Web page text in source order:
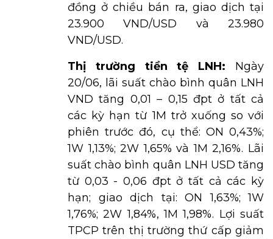
đồng ở chiều bán ra, giao dịch tại
23.900 VND/USD và 23.980
VND/USD.
Thị trường tiền tệ LNH: Ngày
20/06, lãi suất chào bình quân LNH
VND tăng 0,01 – 0,15 đpt ở tất cả
các kỳ hạn từ 1M trở xuống so với
phiên trước đó, cụ thể: ON 0,43%;
1W 1,13%; 2W 1,65% và 1M 2,16%. Lãi
suất chào bình quân LNH USD tăng
từ 0,03 - 0,06 đpt ở tất cả các kỳ
hạn; giao dịch tại: ON 1,63%; 1W
1,76%; 2W 1,84%, 1M 1,98%. Lợi suất
TPCP trên thị trường thứ cấp giảm